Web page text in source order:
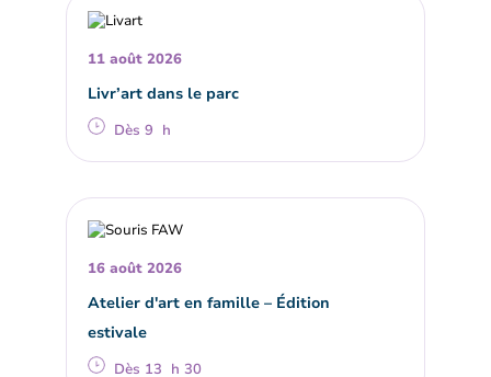
11 août 2026
Livr’art dans le parc
Dès 9 h
16 août 2026
Atelier d'art en famille – Édition
estivale
Dès 13 h 30